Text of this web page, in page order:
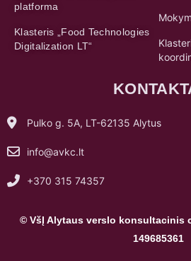
platforma
Klasteris „Food Technologies
Digitalization LT“
Pulko g. 5A, LT-62135 Alytus
info@avkc.lt
+370 315 74357
© VšĮ Alytaus verslo konsultacinis
149685361